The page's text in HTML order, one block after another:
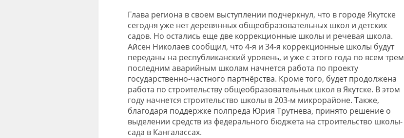
Глава региона в своем выступлении подчеркнул, что в городе Якутске
сегодня уже нет деревянных общеобразовательных школ и детских
садов. Но остались еще две коррекционные школы и речевая школа.
Айсен Николаев сообщил, что 4-я и 34-я коррекционные школы будут
переданы на республиканский уровень, и уже с этого года по всем трем
последним аварийным школам начнется работа по проекту
государственно-частного партнёрства. Кроме того, будет продолжена
работа по строительству общеобразовательных школ в Якутске. В этом
году начнется строительство школы в 203-м микрорайоне. Также,
благодаря поддержке полпреда Юрия Трутнева, принято решение о
выделении средств из федерального бюджета на строительство школы-
сада в Кангалассах.